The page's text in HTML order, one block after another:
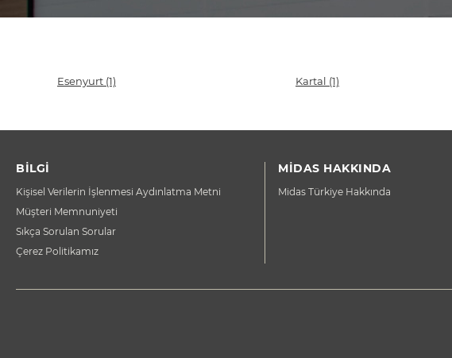
Esenyurt (1) Kartal (1)
BİLGİ
Kişisel Verilerin İşlenmesi Aydınlatma Metni
Müşteri Memnuniyeti
Sıkça Sorulan Sorular
Çerez Politikamız
MİDAS HAKKINDA
Midas Türkiye Hakkında